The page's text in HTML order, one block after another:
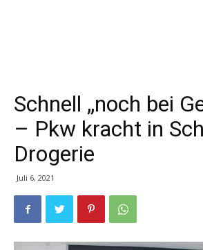
Schnell „noch bei
– Pkw kracht in
Drogerie
Juli 6, 2021